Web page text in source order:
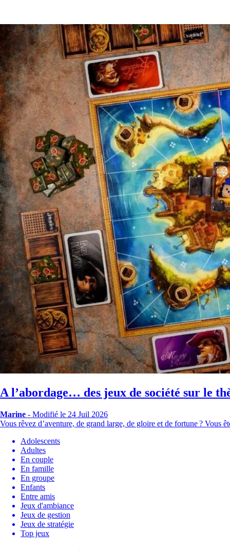
A l’abordage… des jeux de société sur le
Marine - Modifié le 24 Juil 2026
Vous rêvez d’aventure, de grand large, de gloire et de fortune ? Vous
Adolescents
Adultes
En couple
En famille
En groupe
Enfants
Entre amis
Jeux d'ambiance
Jeux de gestion
Jeux de stratégie
Top jeux